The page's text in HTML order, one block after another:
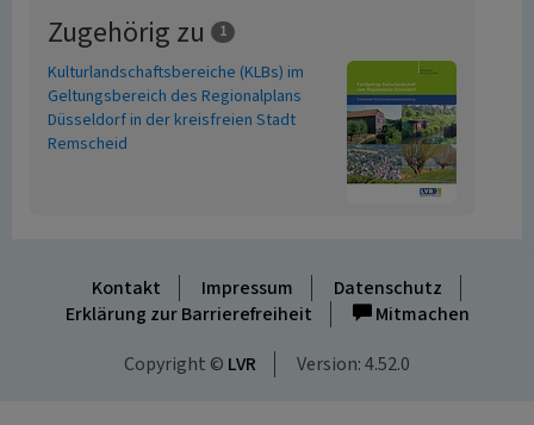
Zugehörig zu 1
Kulturlandschaftsbereiche (KLBs) im
Geltungsbereich des Regionalplans
Düsseldorf in der kreisfreien Stadt
Remscheid
Kontakt Impressum
Datenschutz
Erklärung zur Barrierefreiheit
Mitmachen
Copyright © LVR Version: 4.52.0